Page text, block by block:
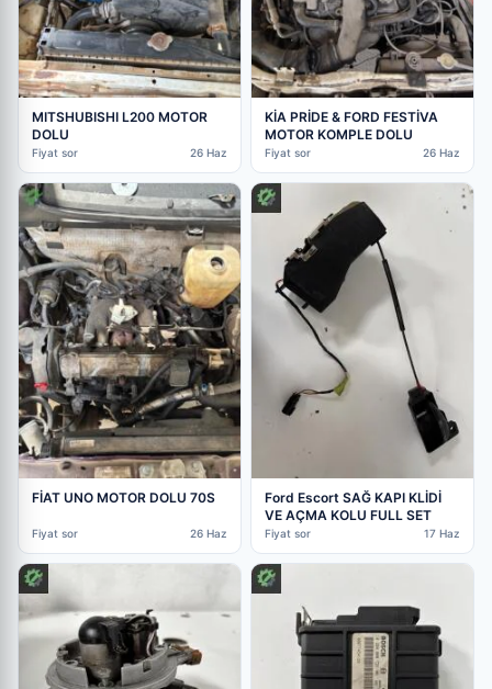
MITSHUBISHI L200 MOTOR
DOLU
Fiyat sor 26 Haz
KİA PRİDE & FORD FESTİVA
MOTOR KOMPLE DOLU
Fiyat sor 26 Haz
FİAT UNO MOTOR DOLU 70S
Fiyat sor 26 Haz
Ford Escort SAĞ KAPI KLİDİ
VE AÇMA KOLU FULL SET
Fiyat sor 17 Haz